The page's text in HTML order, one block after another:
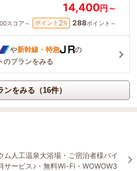
14,400円～
スコア～ ポイント 2% 288ポイント～
や新幹線・特急
の
のプランをみる
をみる（16件）
ム人工温泉大浴場・ご宿泊者様バイ
サービス♪・無料Wi-Fi・WOWOW3